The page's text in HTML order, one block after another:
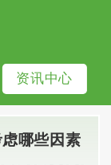
资讯中心
哪些因素